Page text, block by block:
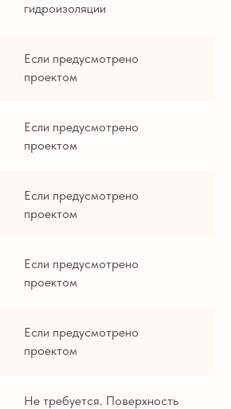
гидроизоляции
Если предусмотрено
проектом
Если предусмотрено
проектом
Если предусмотрено
проектом
Если предусмотрено
проектом
Если предусмотрено
проектом
Не требуется. Поверхность